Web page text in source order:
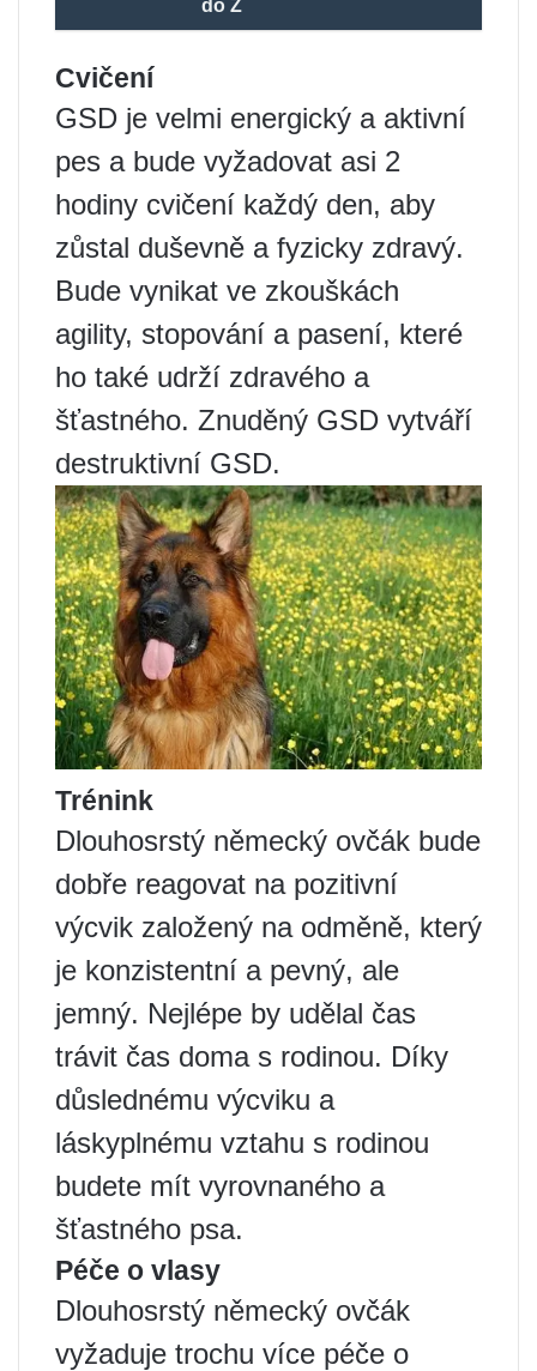
do Z
Cvičení
GSD je velmi energický a aktivní
pes a bude vyžadovat asi 2
hodiny cvičení každý den, aby
zůstal duševně a fyzicky zdravý.
Bude vynikat ve zkouškách
agility, stopování a pasení, které
ho také udrží zdravého a
šťastného. Znuděný GSD vytváří
destruktivní GSD.
Trénink
Dlouhosrstý německý ovčák bude
dobře reagovat na pozitivní
výcvik založený na odměně, který
je konzistentní a pevný, ale
jemný. Nejlépe by udělal čas
trávit čas doma s rodinou. Díky
důslednému výcviku a
láskyplnému vztahu s rodinou
budete mít vyrovnaného a
šťastného psa.
Péče o vlasy
Dlouhosrstý německý ovčák
vyžaduje trochu více péče o